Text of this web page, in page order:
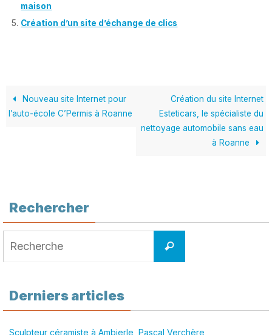
maison
Création d’un site d’échange de clics
Nouveau site Internet pour
l’auto-école C’Permis à Roanne
Création du site Internet
Esteticars, le spécialiste du
nettoyage automobile sans eau
à Roanne
Rechercher
Recherche
Derniers articles
Sculpteur céramiste à Ambierle, Pascal Verchère